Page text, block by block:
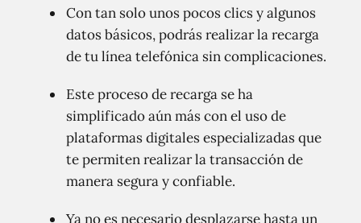
Con tan solo unos pocos clics y algunos
datos básicos, podrás realizar la recarga
de tu línea telefónica sin complicaciones.
Este proceso de recarga se ha
simplificado aún más con el uso de
plataformas digitales especializadas que
te permiten realizar la transacción de
manera segura y confiable.
Ya no es necesario desplazarse hasta un